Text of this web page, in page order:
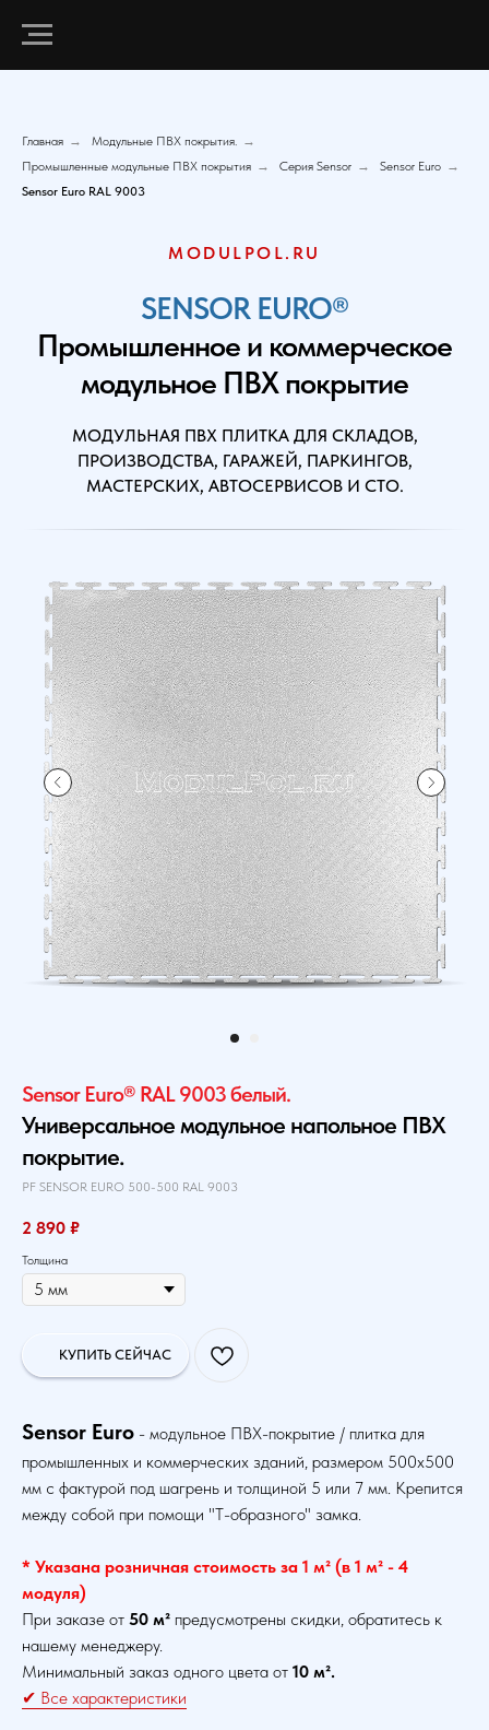
Главная → Модульные ПВХ покрытия. →
Промышленные модульные ПВХ покрытия → Серия Sensor → Sensor Euro →
Sensor Euro RAL 9003
MODULPOL.RU
SENSOR EURO®
Промышленное и коммерческое
модульное ПВХ покрытие
МОДУЛЬНАЯ ПВХ ПЛИТКА ДЛЯ СКЛАДОВ,
ПРОИЗВОДСТВА, ГАРАЖЕЙ, ПАРКИНГОВ,
МАСТЕРСКИХ, АВТОСЕРВИСОВ И СТО.
Sensor Euro® RAL 9003 белый.
Универсальное модульное напольное ПВХ
покрытие.
PF SENSOR EURO 500-500 RAL 9003
2 890 ₽
Толщина
КУПИТЬ СЕЙЧАС
Sensor Euro - модульное ПВХ-покрытие / плитка для
промышленных и коммерческих зданий, размером 500х500
мм с фактурой под шагрень и толщиной 5 или 7 мм. Крепится
между собой при помощи "Т-образного" замка.
* Указана розничная стоимость за 1 м² (в 1 м² - 4
модуля)
При заказе от 50 м² предусмотрены скидки, обратитесь к
нашему менеджеру.
Минимальный заказ одного цвета от 10 м².
✔ Все характеристики